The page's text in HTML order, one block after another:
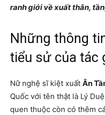
ranh giới về xuất thân,
Những thông
tiểu sử của tác
Nữ nghệ sĩ kiệt xuất Ân
Quốc với tên thật là Lý
quen thuộc còn có thêm